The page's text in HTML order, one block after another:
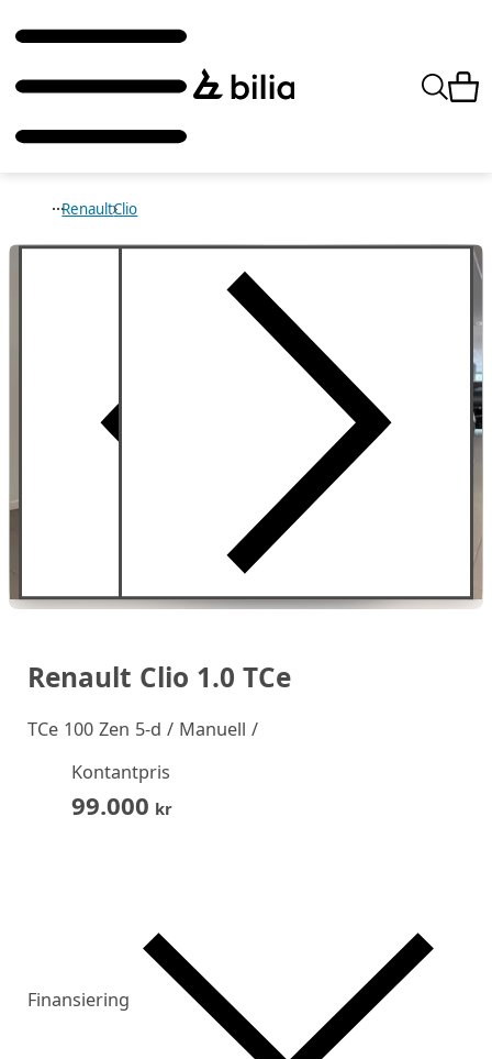
RenaultClio
Renault Clio 1.0 TCe
TCe 100 Zen 5-d / Manuell /
Kontantpris
99.000 kr
Finansiering